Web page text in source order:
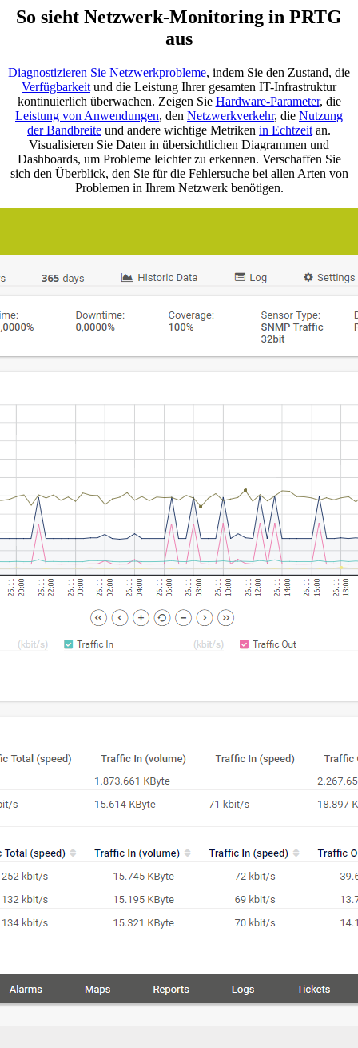
So sieht Netzwerk-Monitoring in PRTG
aus
Diagnostizieren Sie Netzwerkprobleme, indem Sie den Zustand, die
Verfügbarkeit und die Leistung Ihrer gesamten IT-Infrastruktur
kontinuierlich überwachen. Zeigen Sie Hardware-Parameter, die
Leistung von Anwendungen, den Netzwerkverkehr, die Nutzung
der Bandbreite und andere wichtige Metriken in Echtzeit an.
Visualisieren Sie Daten in übersichtlichen Diagrammen und
Dashboards, um Probleme leichter zu erkennen. Verschaffen Sie
sich den Überblick, den Sie für die Fehlersuche bei allen Arten von
Problemen in Ihrem Netzwerk benötigen.